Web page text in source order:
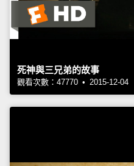
死神與三兄弟的故事
觀看次數：47770 • 2015-12-04